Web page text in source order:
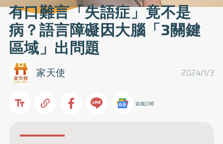
有口難言「失語症」竟不是
病？語言障礙因大腦「3關鍵
區域」出問題
2024/1/3
家天使
追蹤訂閱